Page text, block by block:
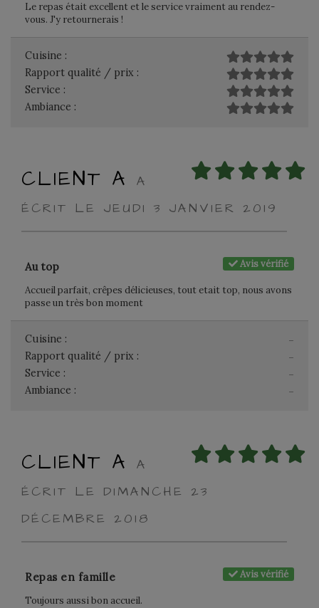
Le repas était excellent et le service vraiment au rendez-
vous. J'y retournerais !
Cuisine :
Rapport qualité / prix :
Service :
Ambiance :
CLIENT A
A
ÉCRIT LE JEUDI 3 JANVIER 2019
Avis vérifié
Au top
Accueil parfait, crêpes délicieuses, tout etait top, nous avons
passe un très bon moment
-
Cuisine :
-
Rapport qualité / prix :
-
Service :
-
Ambiance :
CLIENT A
A
ÉCRIT LE DIMANCHE 23
DÉCEMBRE 2018
Avis vérifié
Repas en famille
Toujours aussi bon accueil.